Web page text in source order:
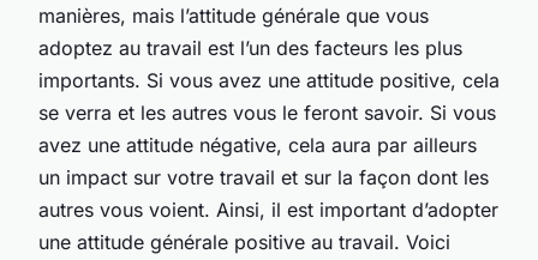
manières, mais l’attitude générale que vous
adoptez au travail est l’un des facteurs les plus
importants. Si vous avez une attitude positive, cela
se verra et les autres vous le feront savoir. Si vous
avez une attitude négative, cela aura par ailleurs
un impact sur votre travail et sur la façon dont les
autres vous voient. Ainsi, il est important d’adopter
une attitude générale positive au travail. Voici